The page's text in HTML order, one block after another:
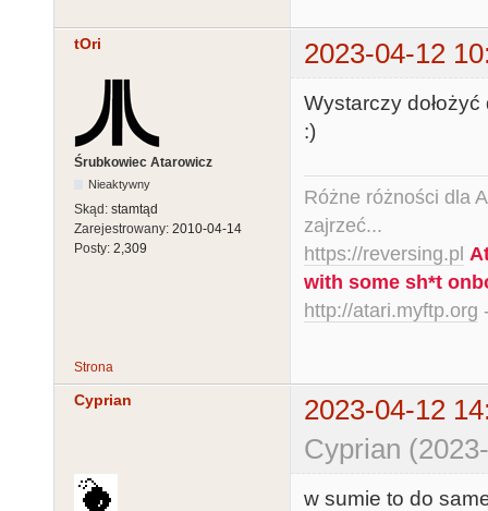
tOri 2023-04-12
Śrubkowiec Atarowicz
Nieaktywny
Skąd: stamtąd
Zarejestrowany: 2010-04-14
Posty: 2,309
Wystarczy
:)
Różne różności dla
zajrzeć...
https://reversing.pl
with some sh*t
http://atari.myftp.org
Strona
Cyprian
2023-04-12
Cyprian
w sumie to do